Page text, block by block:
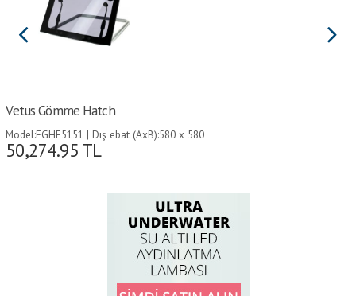
Vetus Gömme Hatch
Model:FGHF5151 | Dış ebat (AxB):580 x 580
mm | Kesim Ebadı (CxD):507 x 507 mm |
50,274.95 TL